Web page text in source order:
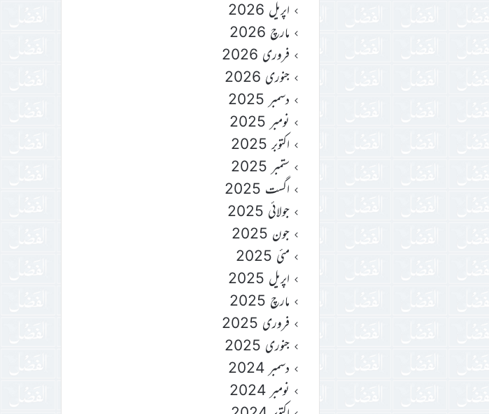
اپریل 2026
مارچ 2026
فروری 2026
جنوری 2026
دسمبر 2025
نومبر 2025
اکتوبر 2025
ستمبر 2025
اگست 2025
جولائی 2025
جون 2025
مئی 2025
اپریل 2025
مارچ 2025
فروری 2025
جنوری 2025
دسمبر 2024
نومبر 2024